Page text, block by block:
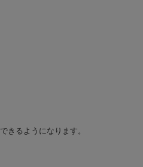
きるようになります。